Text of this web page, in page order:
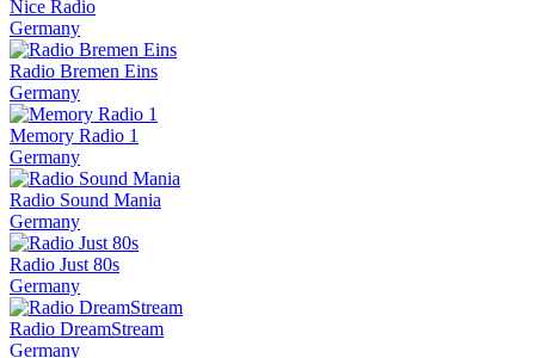
Nice Radio
Germany
Radio Bremen Eins
Germany
Memory Radio 1
Germany
Radio Sound Mania
Germany
Radio Just 80s
Germany
Radio DreamStream
Germany